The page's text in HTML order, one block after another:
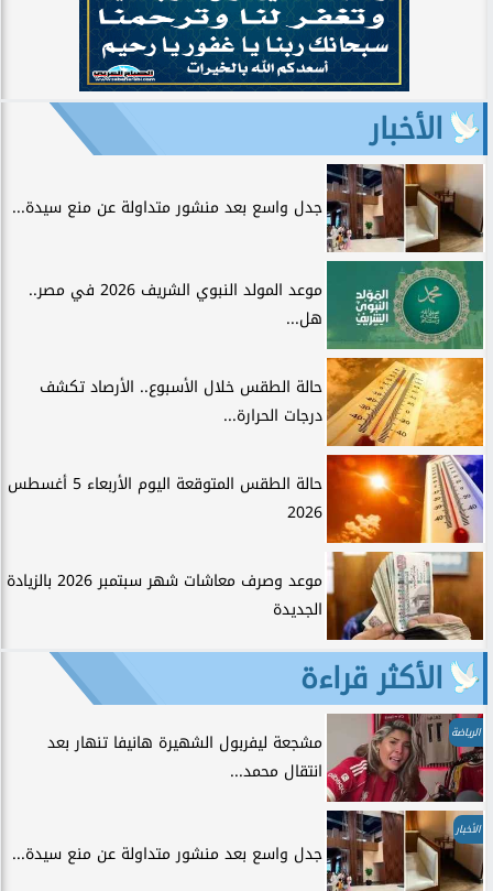
الأخبار
جدل واسع بعد منشور متداولة عن منع سيدة...
موعد المولد النبوي الشريف 2026 في مصر..
هل...
حالة الطقس خلال الأسبوع.. الأرصاد تكشف
درجات الحرارة...
حالة الطقس المتوقعة اليوم الأربعاء 5 أغسطس
2026
موعد وصرف معاشات شهر سبتمبر 2026 بالزيادة
الجديدة
الأكثر قراءة
الرياضة
مشجعة ليفربول الشهيرة هانيفا تنهار بعد
انتقال محمد...
الأخبار
جدل واسع بعد منشور متداولة عن منع سيدة...